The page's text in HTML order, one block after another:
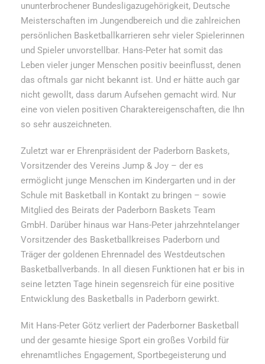
ununterbrochener Bundesligazugehörigkeit, Deutsche
Meisterschaften im Jungendbereich und die zahlreichen
persönlichen Basketballkarrieren sehr vieler Spielerinnen
und Spieler unvorstellbar. Hans-Peter hat somit das
Leben vieler junger Menschen positiv beeinflusst, denen
das oftmals gar nicht bekannt ist. Und er hätte auch gar
nicht gewollt, dass darum Aufsehen gemacht wird. Nur
eine von vielen positiven Charaktereigenschaften, die Ihn
so sehr auszeichneten.
Zuletzt war er Ehrenpräsident der Paderborn Baskets,
Vorsitzender des Vereins Jump & Joy – der es
ermöglicht junge Menschen im Kindergarten und in der
Schule mit Basketball in Kontakt zu bringen – sowie
Mitglied des Beirats der Paderborn Baskets Team
GmbH. Darüber hinaus war Hans-Peter jahrzehntelanger
Vorsitzender des Basketballkreises Paderborn und
Träger der goldenen Ehrennadel des Westdeutschen
Basketballverbands. In all diesen Funktionen hat er bis in
seine letzten Tage hinein segensreich für eine positive
Entwicklung des Basketballs in Paderborn gewirkt.
Mit Hans-Peter Götz verliert der Paderborner Basketball
und der gesamte hiesige Sport ein großes Vorbild für
ehrenamtliches Engagement, Sportbegeisterung und